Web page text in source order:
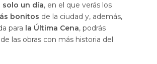
solo un día, en el que verás los
bonitos de la ciudad y, además,
para la Última Cena, podrás
las obras con más historia del